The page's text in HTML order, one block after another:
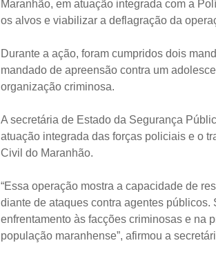
Maranhão, em atuação integrada com a
os alvos e viabilizar a deflagração da
Durante a ação, foram cumpridos dois
mandado de apreensão contra um
organização criminosa.
A secretária de Estado da Segurança
atuação integrada das forças policiais e o
Civil do Maranhão.
“Essa operação mostra a capacidade de
diante de ataques contra agentes
enfrentamento às facções criminosas e na
população maranhense”, afirmou a